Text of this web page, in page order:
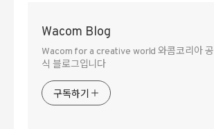
Wacom Blog
Wacom for a creative world 와콤코리아 공
식 블로그입니다
구독하기